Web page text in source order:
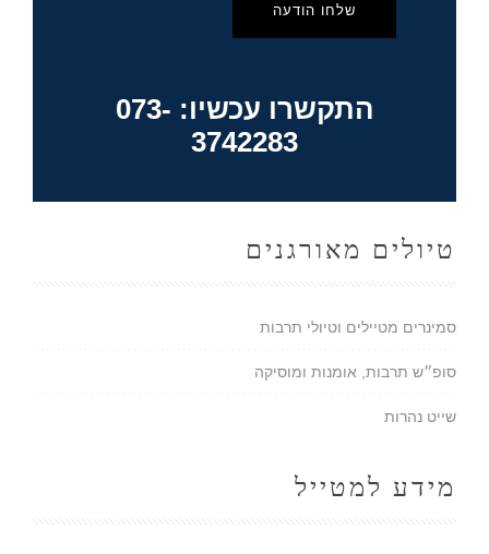
שלחו הודעה
התקשרו עכשיו: 073-
3742283
טיולים מאורגנים
סמינרים מטיילים וטיולי תרבות
סופ״ש תרבות, אומנות ומוסיקה
שייט נהרות
מידע למטייל